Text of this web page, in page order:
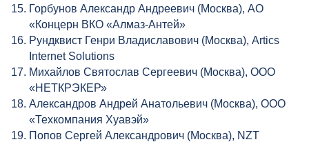
Горбунов Александр Андреевич (Москва), АО
«Концерн ВКО «Алмаз-Антей»
Рундквист Генри Владиславович (Москва), Artics
Internet Solutions
Михайлов Святослав Сергеевич (Москва), ООО
«НЕТКРЭКЕР»
Александров Андрей Анатольевич (Москва), ООО
«Техкомпания Хуавэй»
Попов Сергей Александрович (Москва), NZT